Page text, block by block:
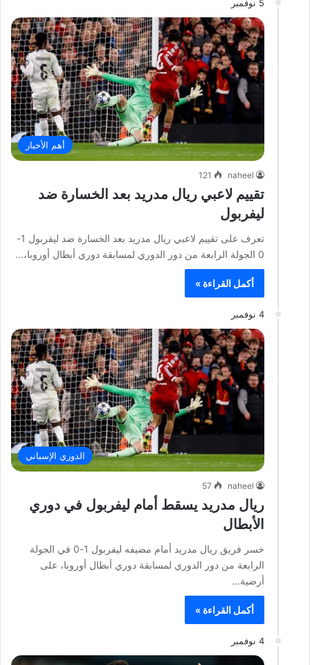
5 نوفمبر
أهم الأخبار
naheel
121
تقييم لاعبي ريال مدريد بعد الخسارة ضد
ليفربول
تعرف على تقييم لاعبي ريال مدريد بعد الخسارة ضد ليفربول 1-
0 الجولة الرابعة من دور الدوري لمسابقة دوري أبطال أوروبا،…
أكمل القراءة »
4 نوفمبر
الدوري الإسباني
naheel
57
ريال مدريد يسقط أمام ليفربول في دوري
الأبطال
خسر فريق ريال مدريد أمام مضيفه ليفربول 1-0 في الجولة
الرابعة من دور الدوري لمسابقة دوري أبطال أوروبا، على
أرضية…
أكمل القراءة »
4 نوفمبر